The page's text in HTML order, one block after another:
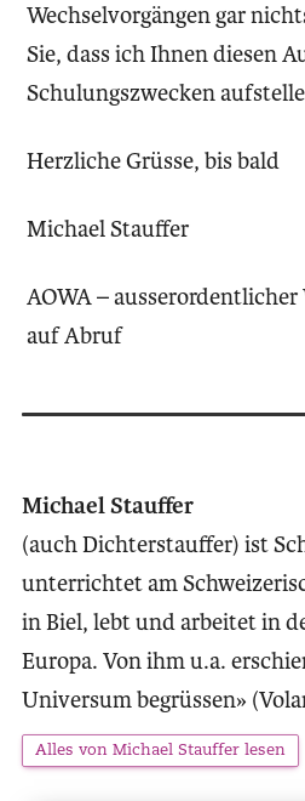
Wechselvorgängen gar
Sie, dass ich Ihnen diesen
Schulungszwecken
Herzliche Grüsse, bis bald
Michael Stauffer
AOWA –
auf Abruf
Michael Stauffer
(auch Dichterstauffer) ist
unterrichtet am
in Biel, lebt und arbeitet in
Europa. Von ihm u.a.
Universum begrüssen»
Alles von Michael Stauffer lesen